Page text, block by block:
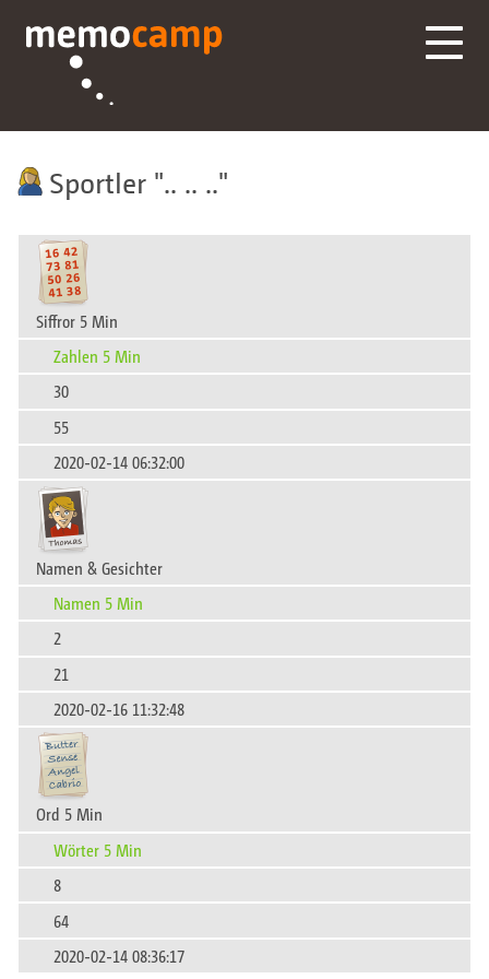
Sportler .. .. ..
Siffror 5 Min
Zahlen 5 Min
30
55
2020-02-14 06:32:00
Namen & Gesichter
Namen 5 Min
2
21
2020-02-16 11:32:48
Ord 5 Min
Wörter 5 Min
8
64
2020-02-14 08:36:17